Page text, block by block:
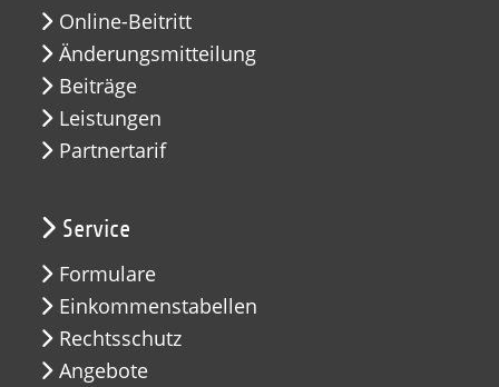
Online-Beitritt
Änderungsmitteilung
Beiträge
Leistungen
Partnertarif
Service
Formulare
Einkommenstabellen
Rechtsschutz
Angebote